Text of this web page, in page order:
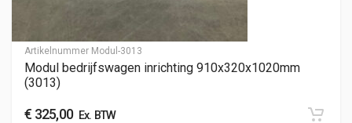
Artikelnummer Modul-3013
Modul bedrijfswagen inrichting 910x320x1020mm
(3013)
€ 325,00Ex. BTW